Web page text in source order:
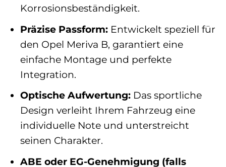
Korrosionsbeständigkeit.
Präzise Passform:Entwickelt speziell für
den Opel Meriva B, garantiert eine
einfache Montage und perfekte
Integration.
Optische Aufwertung:Das sportliche
Design verleiht Ihrem Fahrzeug eine
individuelle Note und unterstreicht
seinen Charakter.
ABE oder EG-Genehmigung (falls